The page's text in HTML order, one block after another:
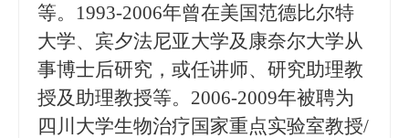
等。 1993-2006年曾在美国范德比尔特
大学、宾夕法尼亚大学及康奈尔大学从
事博士后研究，或任讲师、研究助理教
授及助理教授等。 2006-2009年被聘为
四川大学生物治疗国家重点实验室教授/